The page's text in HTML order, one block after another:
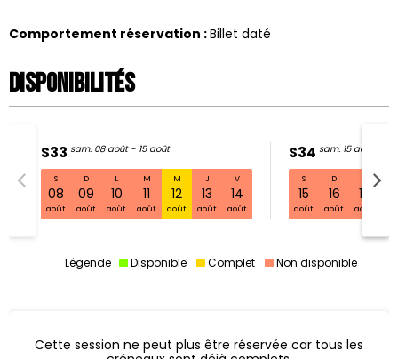
Comportement réservation :Billet daté
Disponibilités
S33 sam. 08 août - 15 août
S
08
août
D
09
août
L
10
août
M
11
août
M
12
août
J
13
août
V
14
août
S34 sam. 15 août -
S
15
août
D
16
août
17
août
S33 sam. 08 août - 15 août
Légende : Disponible Complet Non disponible
Cette session ne peut plus être réservée car tous les